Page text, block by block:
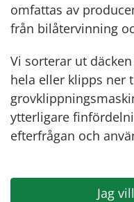
omfattas av
från bilåtervinning
Vi sorterar ut
hela eller klipps ner
ytterligare
efterfrågan och
Jag